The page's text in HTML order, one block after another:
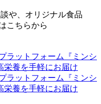
や、オリジナル食品
こちらから